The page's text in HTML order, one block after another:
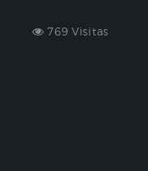
769 Visitas